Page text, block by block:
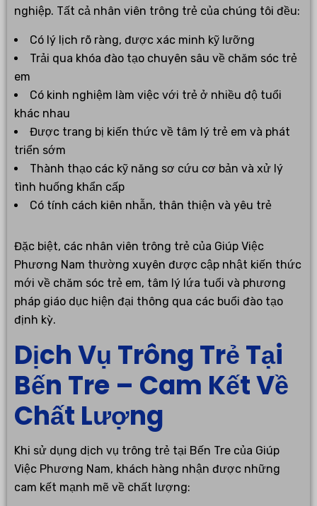
nghiệp. Tất cả nhân viên trông trẻ của chúng tôi đều:
Có lý lịch rõ ràng, được xác minh kỹ lưỡng
Trải qua khóa đào tạo chuyên sâu về chăm sóc trẻ
em
Có kinh nghiệm làm việc với trẻ ở nhiều độ tuổi
khác nhau
Được trang bị kiến thức về tâm lý trẻ em và phát
triển sớm
Thành thạo các kỹ năng sơ cứu cơ bản và xử lý
tình huống khẩn cấp
Có tính cách kiên nhẫn, thân thiện và yêu trẻ
Đặc biệt, các nhân viên trông trẻ của Giúp Việc
Phương Nam thường xuyên được cập nhật kiến thức
mới về chăm sóc trẻ em, tâm lý lứa tuổi và phương
pháp giáo dục hiện đại thông qua các buổi đào tạo
định kỳ.
Dịch Vụ Trông Trẻ Tại
Bến Tre – Cam Kết Về
Chất Lượng
Khi sử dụng dịch vụ trông trẻ tại Bến Tre của Giúp
Việc Phương Nam, khách hàng nhận được những
cam kết mạnh mẽ về chất lượng: